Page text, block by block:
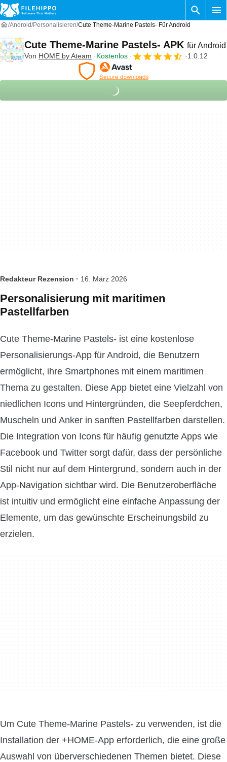
Android Personalisieren Cute Theme-Marine Pastels- Für Android
Cute Theme-Marine Pastels- APK für Android
Von HOME by Ateam Kostenlos 1.0.12
Redakteur Rezension · 16. März 2026
Personalisierung mit maritimen
Pastellfarben
Cute Theme-Marine Pastels- ist eine kostenlose
Personalisierungs-App für Android, die Benutzern
ermöglicht, ihre Smartphones mit einem maritimen
Thema zu gestalten. Diese App bietet eine Vielzahl von
niedlichen Icons und Hintergründen, die Seepferdchen,
Muscheln und Anker in sanften Pastellfarben darstellen.
Die Integration von Icons für häufig genutzte Apps wie
Facebook und Twitter sorgt dafür, dass der persönliche
Stil nicht nur auf dem Hintergrund, sondern auch in der
App-Navigation sichtbar wird. Die Benutzeroberfläche
ist intuitiv und ermöglicht eine einfache Anpassung der
Elemente, um das gewünschte Erscheinungsbild zu
erzielen.
Um Cute Theme-Marine Pastels- zu verwenden, ist die
Installation der +HOME-App erforderlich, die eine große
Auswahl von überverschiedenen Themen bietet. Diese